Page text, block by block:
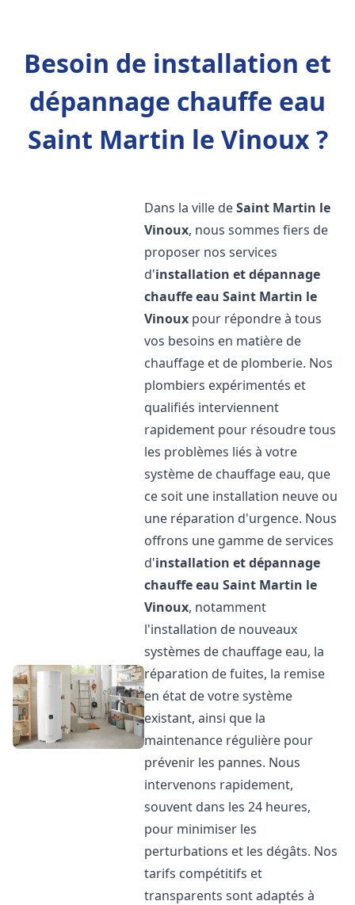
Besoin de installation et
dépannage chauffe eau
Saint Martin le Vinoux ?
Dans la ville deSaint Martin le
Vinoux, nous sommes fiers de
proposer nos services
d'installation et dépannage
chauffe eau Saint Martin le
Vinoux pour répondre à tous
vos besoins en matière de
chauffage et de plomberie. Nos
plombiers expérimentés et
qualifiés interviennent
rapidement pour résoudre tous
les problèmes liés à votre
système de chauffage eau, que
ce soit une installation neuve ou
une réparation d'urgence. Nous
offrons une gamme de services
d'installation et dépannage
chauffe eau Saint Martin le
Vinoux, notamment
l'installation de nouveaux
systèmes de chauffage eau, la
réparation de fuites, la remise
en état de votre système
existant, ainsi que la
maintenance régulière pour
prévenir les pannes. Nous
intervenons rapidement,
souvent dans les 24 heures,
pour minimiser les
perturbations et les dégâts. Nos
tarifs compétitifs et
transparents sont adaptés à